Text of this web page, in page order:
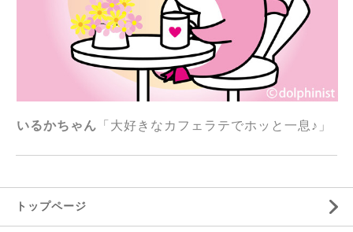
いるかちゃん 「大好きなカフェラテでホッと一息♪」
トップページ